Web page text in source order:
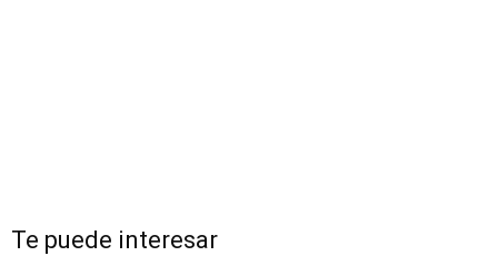
Te puede interesar